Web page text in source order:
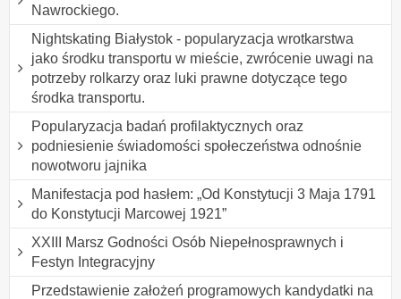
Nawrockiego.
Nightskating Białystok - popularyzacja wrotkarstwa
jako środku transportu w mieście, zwrócenie uwagi na
potrzeby rolkarzy oraz luki prawne dotyczące tego
środka transportu.
Popularyzacja badań profilaktycznych oraz
podniesienie świadomości społeczeństwa odnośnie
nowotworu jajnika
Manifestacja pod hasłem: „Od Konstytucji 3 Maja 1791
do Konstytucji Marcowej 1921”
XXIII Marsz Godności Osób Niepełnosprawnych i
Festyn Integracyjny
Przedstawienie założeń programowych kandydatki na